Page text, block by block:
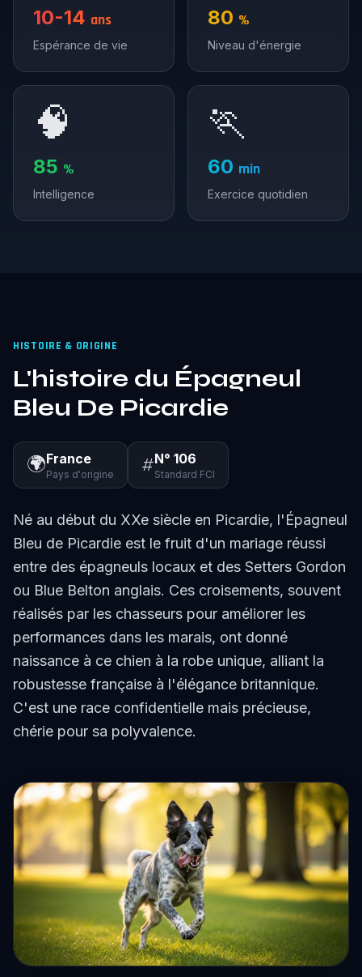
10-14 ans
Espérance de vie
80 %
Niveau d'énergie
🧠
85 %
Intelligence
🏃
60 min
Exercice quotidien
HISTOIRE & ORIGINE
L'histoire du Épagneul
Bleu De Picardie
🌍France
Pays d'origine #N° 106
Standard FCI
Né au début du XXe siècle en Picardie, l'Épagneul
Bleu de Picardie est le fruit d'un mariage réussi
entre des épagneuls locaux et des Setters Gordon
ou Blue Belton anglais. Ces croisements, souvent
réalisés par les chasseurs pour améliorer les
performances dans les marais, ont donné
naissance à ce chien à la robe unique, alliant la
robustesse française à l'élégance britannique.
C'est une race confidentielle mais précieuse,
chérie pour sa polyvalence.